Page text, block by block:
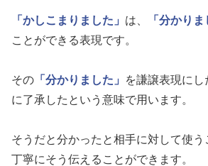
「かしこまりました」 は、 「分かりま
ことができる表現です。
その 「分かりました」
を謙譲表現にし
に了承したという意味で用います。
そうだと分かったと相手に対して使
丁寧にそう伝えることができます。